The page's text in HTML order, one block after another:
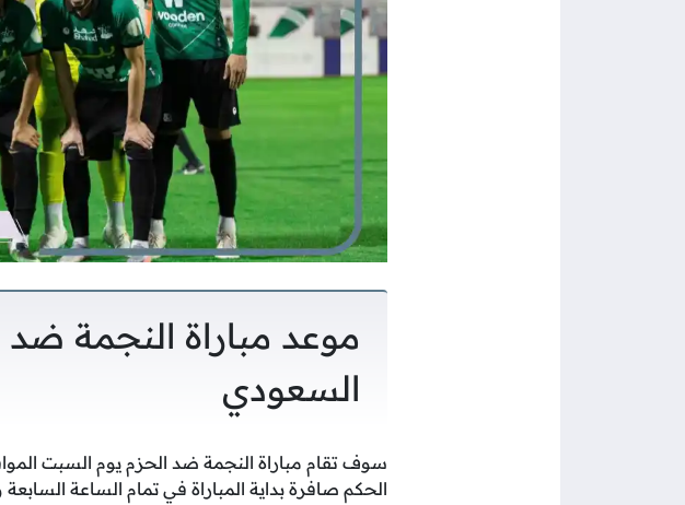
موعد مباراة النجمة
السعودي
الحكم صافرة بداية المباراة في تمام الساعة